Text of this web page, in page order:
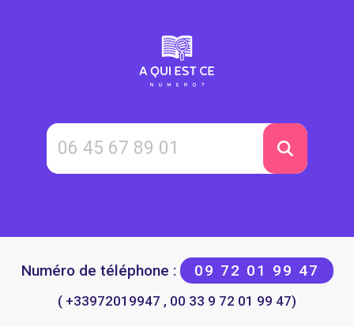
Numéro de téléphone : 09 72 01 99 47
( +33972019947 , 00 33 9 72 01 99 47)